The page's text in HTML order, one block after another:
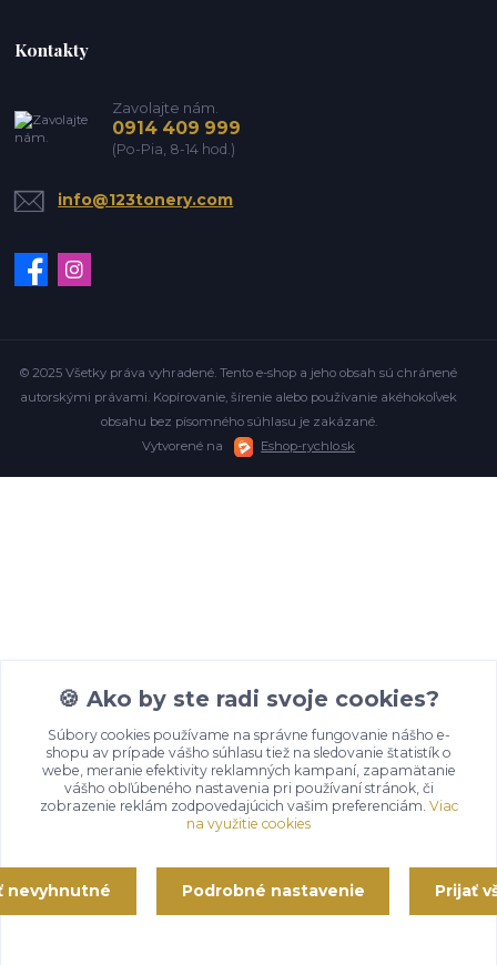
Kontakty
Zavolajte nám.
0914 409 999
(Po-Pia, 8-14 hod.)
info@123tonery.com
© 2025 Všetky práva vyhradené. Tento e-shop a jeho obsah sú chránené
autorskými právami. Kopírovanie, šírenie alebo používanie akéhokoľvek
obsahu bez písomného súhlasu je zakázané.
Vytvorené na
Eshop-rychlo.sk
🍪 Ako by ste radi svoje cookies?
Súbory cookies používame na správne fungovanie nášho e-
shopu av prípade vášho súhlasu tiež na sledovanie štatistík o
webe, meranie efektivity reklamných kampaní, zapamätanie
vášho obľúbeného nastavenia pri používaní stránok, či
zobrazenie reklám zodpovedajúcich vašim preferenciám. Viac
na využitie cookies
nevyhnutné Podrobné nastavenie Prijať